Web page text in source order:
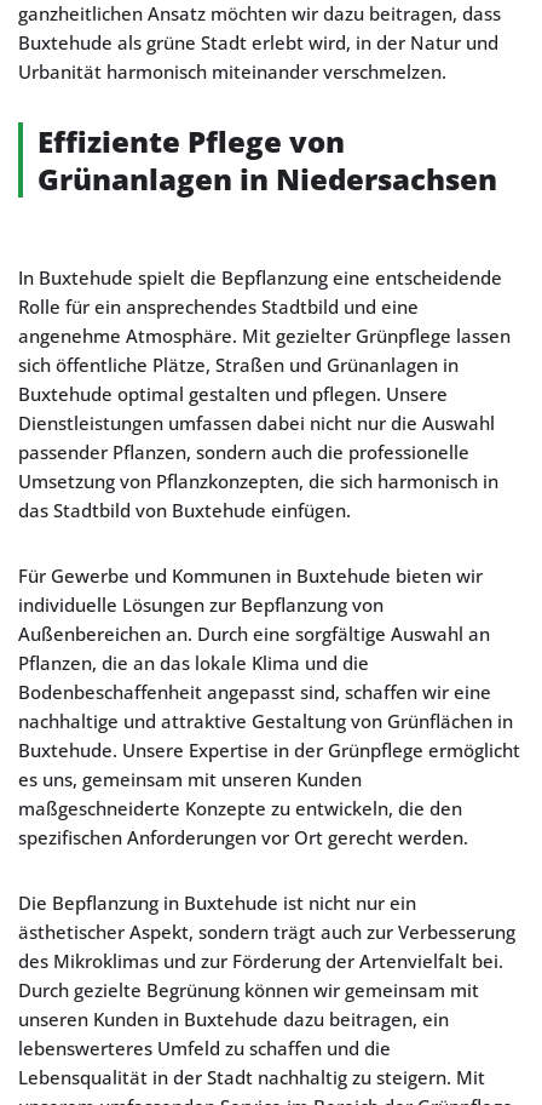
ganzheitlichen Ansatz möchten wir dazu beitragen, dass
Buxtehude als grüne Stadt erlebt wird, in der Natur und
Urbanität harmonisch miteinander verschmelzen.
Effiziente Pflege von
Grünanlagen in Niedersachsen
In Buxtehude spielt die Bepflanzung eine entscheidende
Rolle für ein ansprechendes Stadtbild und eine
angenehme Atmosphäre. Mit gezielter Grünpflege lassen
sich öffentliche Plätze, Straßen und Grünanlagen in
Buxtehude optimal gestalten und pflegen. Unsere
Dienstleistungen umfassen dabei nicht nur die Auswahl
passender Pflanzen, sondern auch die professionelle
Umsetzung von Pflanzkonzepten, die sich harmonisch in
das Stadtbild von Buxtehude einfügen.
Für Gewerbe und Kommunen in Buxtehude bieten wir
individuelle Lösungen zur Bepflanzung von
Außenbereichen an. Durch eine sorgfältige Auswahl an
Pflanzen, die an das lokale Klima und die
Bodenbeschaffenheit angepasst sind, schaffen wir eine
nachhaltige und attraktive Gestaltung von Grünflächen in
Buxtehude. Unsere Expertise in der Grünpflege ermöglicht
es uns, gemeinsam mit unseren Kunden
maßgeschneiderte Konzepte zu entwickeln, die den
spezifischen Anforderungen vor Ort gerecht werden.
Die Bepflanzung in Buxtehude ist nicht nur ein
ästhetischer Aspekt, sondern trägt auch zur Verbesserung
des Mikroklimas und zur Förderung der Artenvielfalt bei.
Durch gezielte Begrünung können wir gemeinsam mit
unseren Kunden in Buxtehude dazu beitragen, ein
lebenswerteres Umfeld zu schaffen und die
Lebensqualität in der Stadt nachhaltig zu steigern. Mit